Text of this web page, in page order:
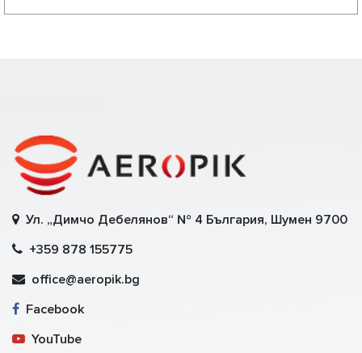
Ул. „Димчо Дебелянов“ № 4 България, Шумен 9700
+359 878 155775
office@aeropik.bg
Facebook
YouTube